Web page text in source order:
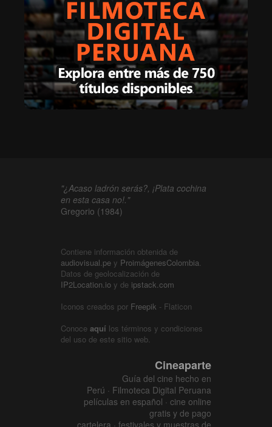
"¿Acaso ladrón serás?, ¡Plata cochina
en esta casa no!."
Gregorio (1984)
Contiene información obtenida de
audiovisual.pe y ProimágenesColombia.
Datos de geolocalización de
IP2Location.io y de ipstack.com
Iconos creados por Freepik - Flaticon
Conoce aquí los términos y condiciones
del uso de este sitio web.
Cineaparte
Guía del cine hecho en
Perú · Filmoteca Digital Peruana
películas en español · cine online
gratis y de pago